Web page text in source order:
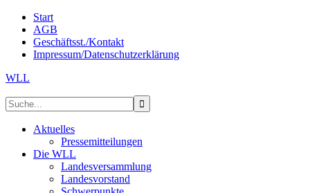
Start
AGB
Geschäftsst./Kontakt
Impressum/Datenschutzerklärung
WLL
Aktuelles
Pressemitteilungen
Die WLL
Landesversammlung
Landesvorstand